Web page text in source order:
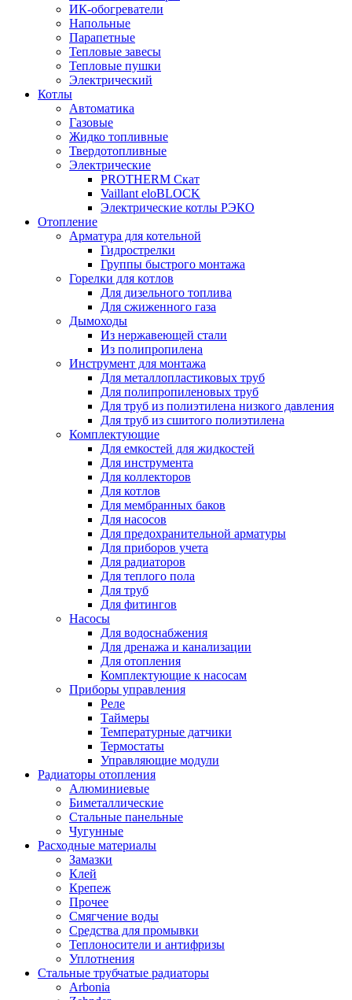
ИК-обогреватели
Напольные
Парапетные
Тепловые завесы
Тепловые пушки
Электрический
Котлы
Автоматика
Газовые
Жидко топливные
Твердотопливные
Электрические
PROTHERM Скат
Vaillant eloBLOCK
Электрические котлы РЭКО
Отопление
Арматура для котельной
Гидрострелки
Группы быстрого монтажа
Горелки для котлов
Для дизельного топлива
Для сжиженного газа
Дымоходы
Из нержавеющей стали
Из полипропилена
Инструмент для монтажа
Для металлопластиковых труб
Для полипропиленовых труб
Для труб из полиэтилена низкого давления
Для труб из сшитого полиэтилена
Комплектующие
Для емкостей для жидкостей
Для инструмента
Для коллекторов
Для котлов
Для мембранных баков
Для насосов
Для предохранительной арматуры
Для приборов учета
Для радиаторов
Для теплого пола
Для труб
Для фитингов
Насосы
Для водоснабжения
Для дренажа и канализации
Для отопления
Комплектующие к насосам
Приборы управления
Реле
Таймеры
Температурные датчики
Термостаты
Управляющие модули
Радиаторы отопления
Алюминиевые
Биметаллические
Стальные панельные
Чугунные
Расходные материалы
Замазки
Клей
Крепеж
Прочее
Смягчение воды
Средства для промывки
Теплоносители и антифризы
Уплотнения
Стальные трубчатые радиаторы
Arbonia